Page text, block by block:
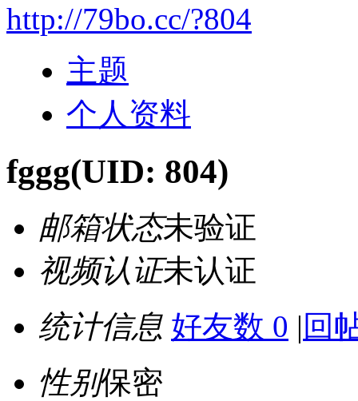
http://79bo.cc/?804
主题
个人资料
fggg(UID: 804)
邮箱状态未验证
视频认证未认证
统计信息 好友数 0 | 回
性别保密